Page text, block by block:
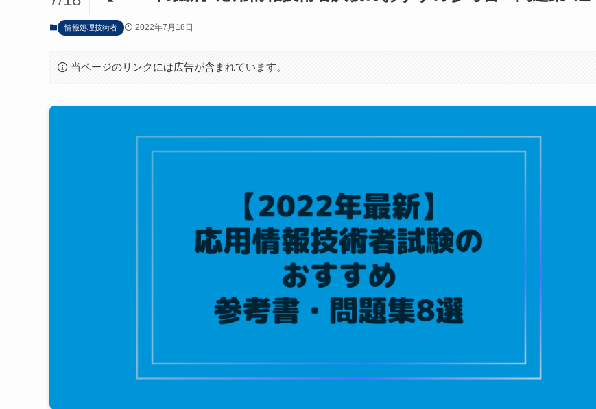
情報処理技術者 2022年7月18日
当ページのリンクには広告が含まれています。